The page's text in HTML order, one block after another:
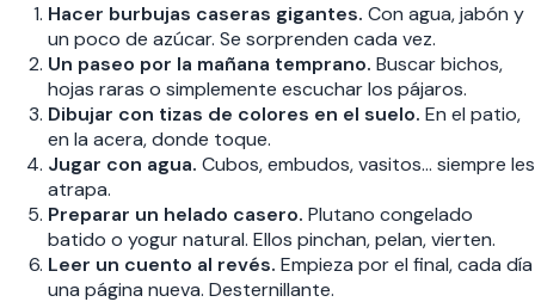
Hacer burbujas caseras gigantes. Con agua, jabón y
un poco de azúcar. Se sorprenden cada vez.
Un paseo por la mañana temprano. Buscar bichos,
hojas raras o simplemente escuchar los pájaros.
Dibujar con tizas de colores en el suelo. En el patio,
en la acera, donde toque.
Jugar con agua. Cubos, embudos, vasitos… siempre les
atrapa.
Preparar un helado casero. Plutano congelado
batido o yogur natural. Ellos pinchan, pelan, vierten.
Leer un cuento al revés. Empieza por el final, cada día
una página nueva. Desternillante.